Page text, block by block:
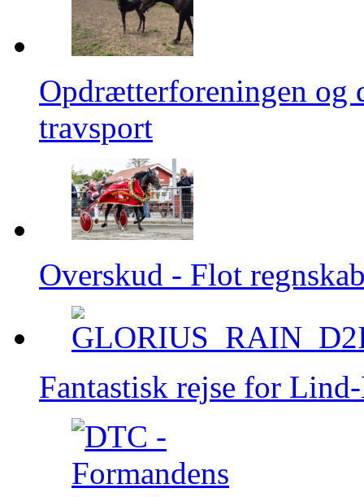
Opdrætterforeningen og
travsport
Overskud - Flot
Fantastisk rejse for